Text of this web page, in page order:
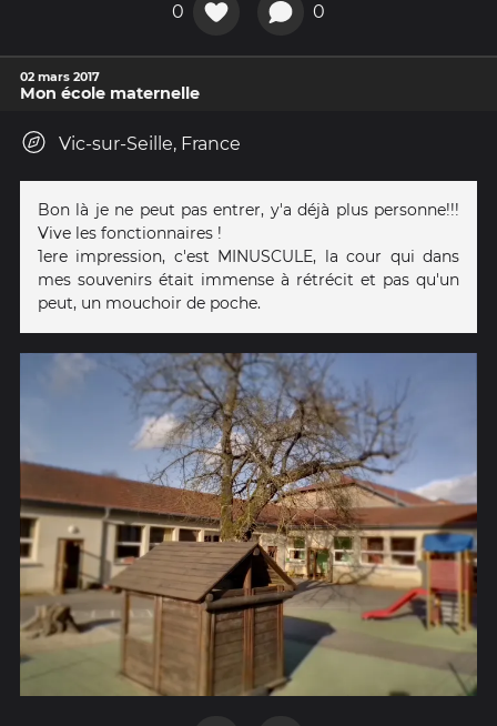
0 0
02 mars 2017
Mon école maternelle
Vic-sur-Seille, France
Bon là je ne peut pas entrer, y'a déjà plus personne!!!
Vive les fonctionnaires !
1ere impression, c'est MINUSCULE, la cour qui dans
mes souvenirs était immense à rétrécit et pas qu'un
peut, un mouchoir de poche.